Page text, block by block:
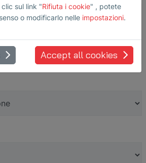
sul link "Rifiuta i cookie" , potete
o modificarlo nelle impostazioni.
Accept all cookies